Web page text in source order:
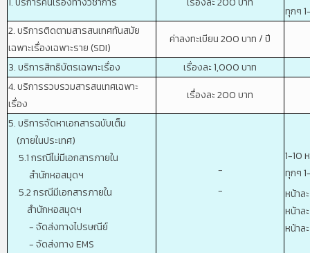
ทุกๆ
2. บริการติดตามสารสนเทศทันสมัย
เฉพาะเรื่องเฉพาะราย (SDI)
ค่าลงทะเบียน 200 บาท / ปี
3. บริการสิทธิบัตรเฉพาะเรื่อง
เรื่องละ 1,000 บาท
4. บริการรวบรวมสารสนเทศเฉพาะ
เรื่อง
เรื่องละ 200 บาท
5. บริการจัดหาเอกสารฉบับเต็ม
(ภายในประเทศ)
5.1 กรณีไม่มีเอกสารภายใน
สำนักหอสมุดฯ
5.2 กรณีมีเอกสารภายใน
สำนักหอสมุดฯ
- จัดส่งทางไปรษณีย์
- จัดส่งทาง EMS
-
-
1-10
ทุกๆ
หน้าล
หน้าล
หน้าล